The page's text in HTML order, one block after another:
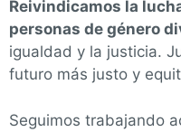
Reivindicamos la
personas de género
igualdad y la justicia.
futuro más justo y
Seguimos trabajando